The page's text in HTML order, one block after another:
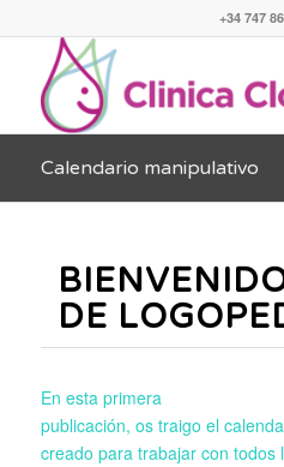
+34 747
Calendario manipulativo
DE
En esta primera
publicación, os traigo el
creado para trabajar con todos